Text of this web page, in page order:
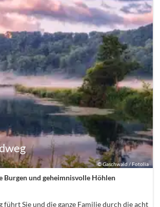
©Gaschwald / Fotolia
Burgen und geheimnisvolle Höhlen
führt Sie und die ganze Familie durch die acht